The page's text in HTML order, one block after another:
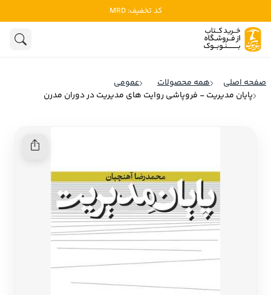
کد تخفیف: MRD
ادبیات
روانشناسی
کودک و نوجوان
علوم اجتماعی
ادبیات آمریکا
ادبیات روسیه
ادبیات آمریکای لاتین
ادبیات آلمان
ادبیات آسیا
سایر کشورهای اروپا
صفحه اصلی همه محصولات
عمومی
پایان مدیریت - فروپاشی روایت های مدیریت در دوران مدرن